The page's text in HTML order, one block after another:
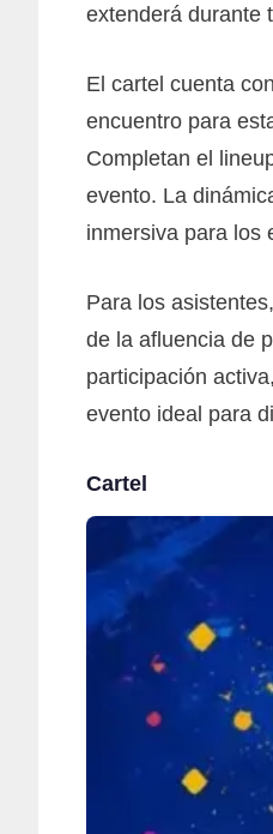
extenderá durante
El cartel cuenta
encuentro para
Completan el
evento. La
inmersiva para los
Para los
de la afluencia de
participación
evento ideal para
Cartel